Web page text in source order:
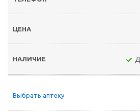
Выбрать аптеку